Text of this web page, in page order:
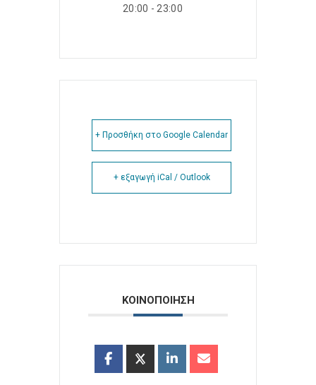
20:00 - 23:00
+ Προσθήκη στο Google Calendar
+ εξαγωγή iCal / Outlook
ΚΟΙΝΟΠΟΙΗΣΗ